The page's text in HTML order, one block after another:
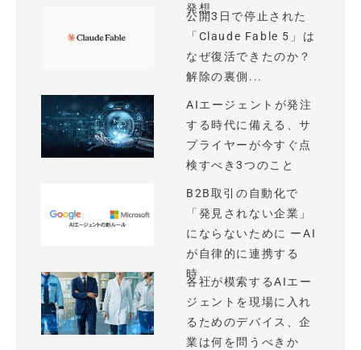
発想
公開3日で停止された
「Claude Fable 5」は
なぜ復活できたのか？
解除の裏側...
AIエージェントが発注
する時代に備える、サ
プライヤーが今すぐ点
検すべき3つのこと
B2B取引の自動化で
「発見されない企業」
にならないために ーAI
が自律的に連携する
時...
各社が模索するAIエー
ジェントを現場に入れ
るためのデバイス、企
業は何を問うべきか